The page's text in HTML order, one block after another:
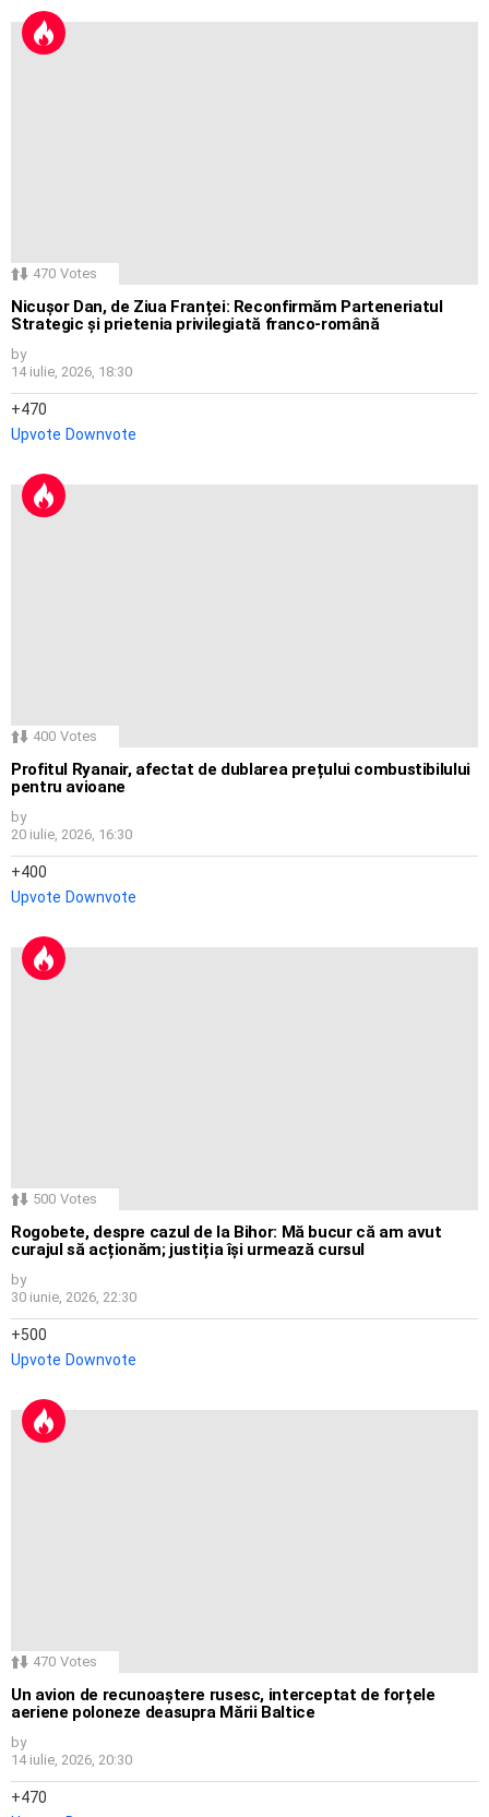
470 Votes
Nicușor Dan, de Ziua Franței: Reconfirmăm Parteneriatul
Strategic și prietenia privilegiată franco-română
by
14 iulie, 2026, 18:30
470
Upvote Downvote
400 Votes
Profitul Ryanair, afectat de dublarea prețului combustibilului
pentru avioane
by
20 iulie, 2026, 16:30
400
Upvote Downvote
500 Votes
Rogobete, despre cazul de la Bihor: Mă bucur că am avut
curajul să acționăm; justiția își urmează cursul
by
30 iunie, 2026, 22:30
500
Upvote Downvote
470 Votes
Un avion de recunoaștere rusesc, interceptat de forțele
aeriene poloneze deasupra Mării Baltice
by
14 iulie, 2026, 20:30
470